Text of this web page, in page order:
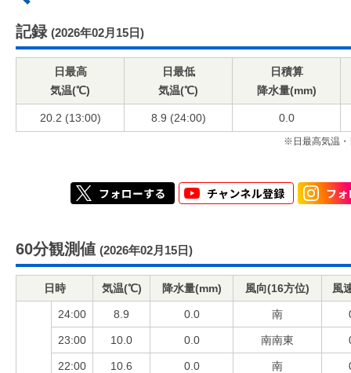
記録 (2026年02月15日)
日最高
気温(℃)
日最低
気温(℃)
日積算
降水量(mm)
20.2 (13:00) 8.9 (24:00) 0.0
※日最高気温・
60分観測値 (2026年02月15日)
日時 気温(℃) 降水量(mm) 風向(16方位) 風
24:00 8.9 0.0 南
23:00 10.0 0.0 南南東
22:00 10.6 0.0 南